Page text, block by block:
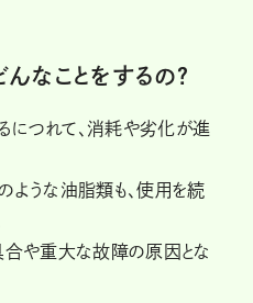
なことをするの？
につれて、消耗や劣化が進
ような油脂類も、使用を続
合や重大な故障の原因とな